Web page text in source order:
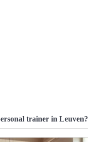
trainer in Leuven?